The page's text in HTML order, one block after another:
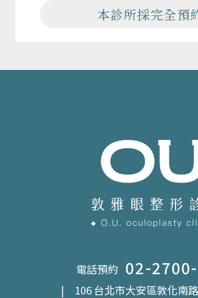
本診所採完全預
電話預約 02-
| 106 台北市大安區敦化南